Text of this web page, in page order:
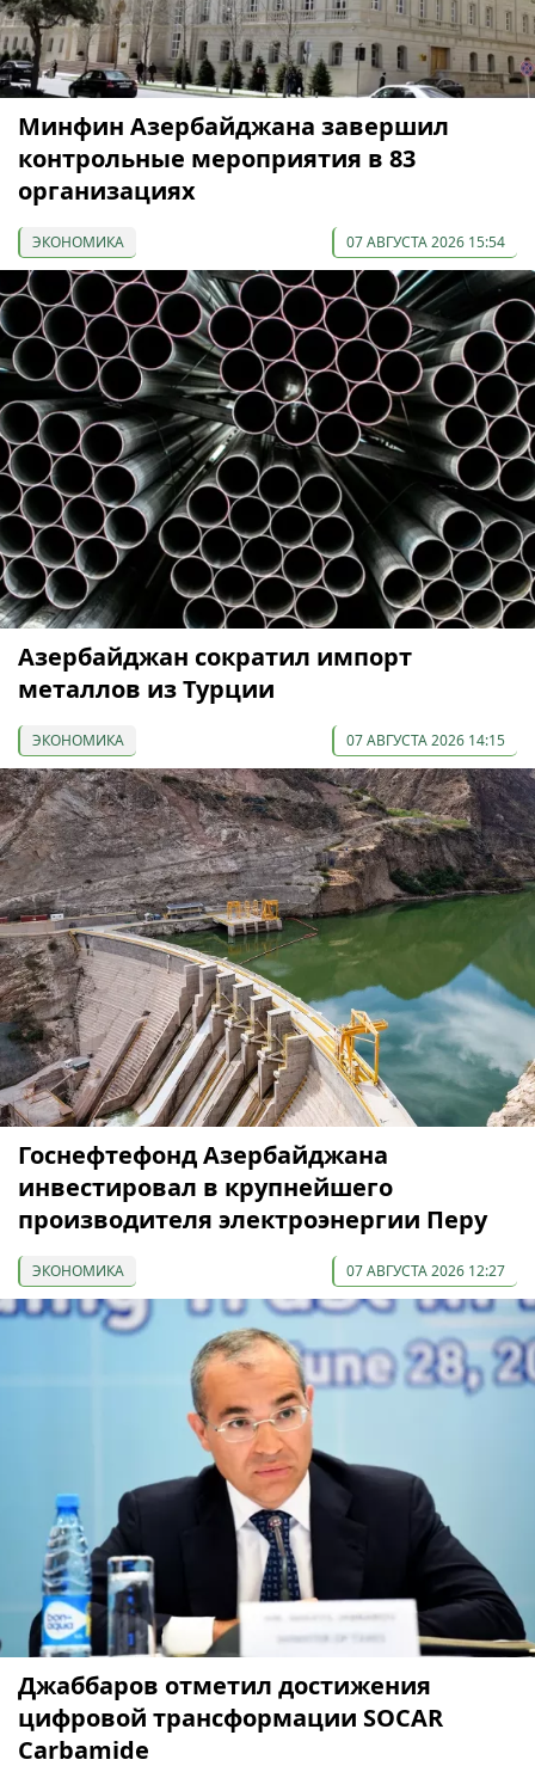
Минфин Азербайджана завершил
контрольные мероприятия в 83
организациях
ЭКОНОМИКА 07 АВГУСТА 2026 15:54
Азербайджан сократил импорт
металлов из Турции
ЭКОНОМИКА 07 АВГУСТА 2026 14:15
Госнефтефонд Азербайджана
инвестировал в крупнейшего
производителя электроэнергии Перу
ЭКОНОМИКА 07 АВГУСТА 2026 12:27
Джаббаров отметил достижения
цифровой трансформации SOCAR
Carbamide